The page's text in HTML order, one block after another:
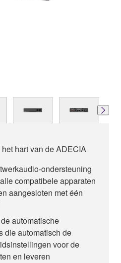
hart van de ADECIA
ondersteuning
compatibele apparaten
aangesloten met één
automatische
die automatisch de
voor de
en leveren